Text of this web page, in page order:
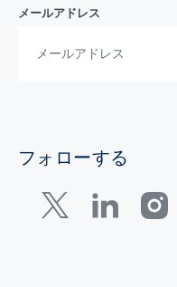
メールアドレス
フォローする